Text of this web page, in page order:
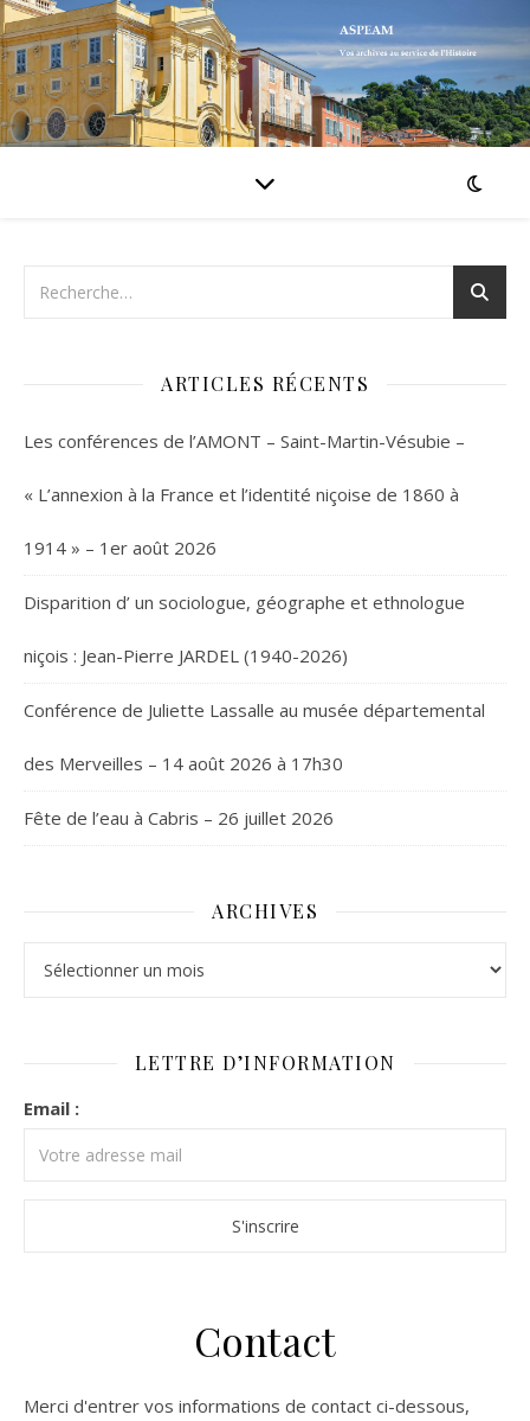
ARTICLES RÉCENTS
Les conférences de l’AMONT – Saint-Martin-Vésubie –
« L’annexion à la France et l’identité niçoise de 1860 à
1914 » – 1er août 2026
Disparition d’ un sociologue, géographe et ethnologue
niçois : Jean-Pierre JARDEL (1940-2026)
Conférence de Juliette Lassalle au musée départemental
des Merveilles – 14 août 2026 à 17h30
Fête de l’eau à Cabris – 26 juillet 2026
ARCHIVES
LETTRE D’INFORMATION
Email :
Contact
Merci d'entrer vos informations de contact ci-dessous,